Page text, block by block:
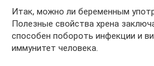
Итак, можно ли беременным
Полезные свойства хрена
способен побороть инфекции и
иммунитет человека.